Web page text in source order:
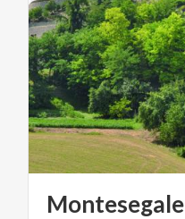
Montesegale